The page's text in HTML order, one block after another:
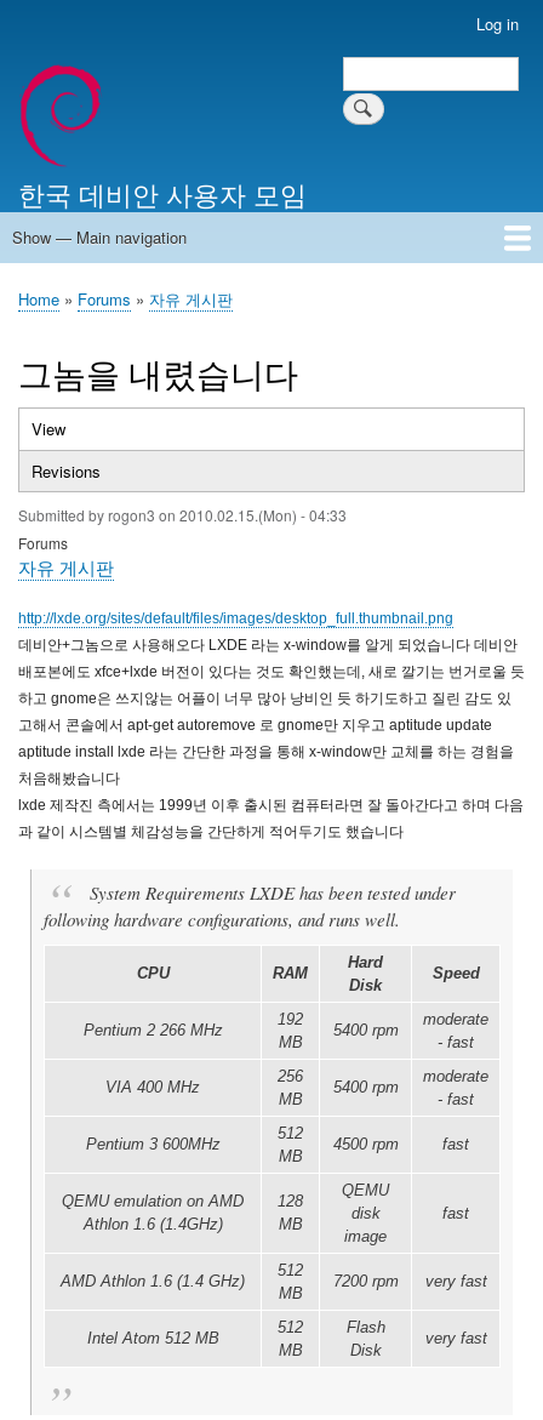
account
menu
Log in
Search
한국 데비안 사용자 모임
Main
Show — Main navigation
Home
알리는 말씀
최근 게시물
위키 문서
미러 서버
Breadcrumb
Home Forums 자유 게시판
그놈을 내렸습니다
Primary
tabs
View
tab)
Revisions
Submitted byrogon3 on 2010.02.15.(Mon) - 04:33
Forums
자유 게시판
http://lxde.org/sites/default/files/images/desktop_full.thumbnail.png
데비안+그놈으로 사용해오다 LXDE 라는 x-window를 알게 되었습니다 데비안
배포본에도 xfce+lxde 버전이 있다는 것도 확인했는데, 새로 깔기는 번거로울 듯
하고 gnome은 쓰지않는 어플이 너무 많아 낭비인 듯 하기도하고 질린 감도 있
고해서 콘솔에서 apt-get autoremove 로 gnome만 지우고 aptitude update
aptitude install lxde 라는 간단한 과정을 통해 x-window만 교체를 하는 경험을
처음해봤습니다
lxde 제작진 측에서는 1999년 이후 출시된 컴퓨터라면 잘 돌아간다고 하며 다음
과 같이 시스템별 체감성능을 간단하게 적어두기도 했습니다
System Requirements LXDE has been tested under
following hardware configurations, and runs well.
CPU RAM
Hard
Disk
Speed
Pentium 2 266 MHz
192
MB
5400 rpm
moderate
- fast
VIA 400 MHz
256
MB
5400 rpm
moderate
- fast
Pentium 3 600MHz
512
MB
4500 rpm fast
QEMU emulation on AMD
Athlon 1.6 (1.4GHz)
128
MB
QEMU
disk
image
fast
AMD Athlon 1.6 (1.4 GHz)
512
MB
7200 rpm very fast
Intel Atom 512 MB
512
MB
Flash
Disk
very fast